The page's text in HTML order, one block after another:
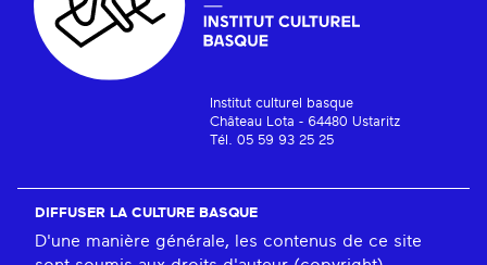
Institut culturel basque
Château Lota - 64480 Ustaritz
Tél. 05 59 93 25 25
DIFFUSER LA CULTURE BASQUE
D'une manière générale, les contenus de ce site